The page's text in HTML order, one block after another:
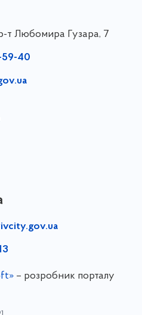
т Любомира Гузара, 7
59-40
– розробник порталу